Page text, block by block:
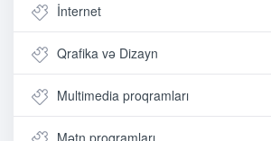
İnternet
Qrafika və Dizayn
Multimedia proqramları
Mətn proqramları